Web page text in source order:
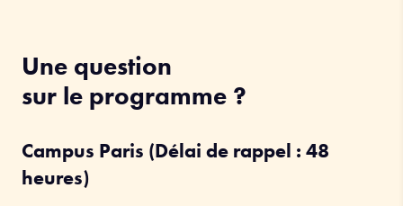
Une question
sur le programme ?
Campus Paris (Délai de rappel : 48
heures)